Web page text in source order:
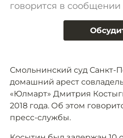
говорится в
Смольнинский суд Санкт-
домашний арест
«Юлмарт» Дмитрия
2018 года. Об этом
пресс-службы.